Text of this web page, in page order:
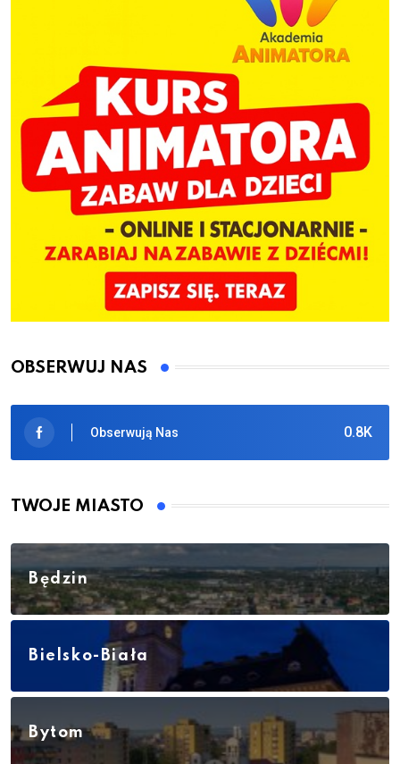
OBSERWUJ NAS
0.8K
Obserwują Nas
TWOJE MIASTO
Będzin
Bielsko-Biała
Bytom